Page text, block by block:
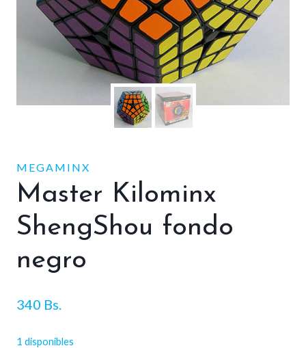
MEGAMINX
Master Kilominx
ShengShou fondo
negro
340 Bs.
1 disponibles